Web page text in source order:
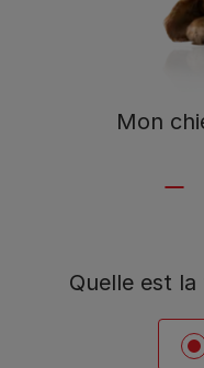
Mon
Quelle est